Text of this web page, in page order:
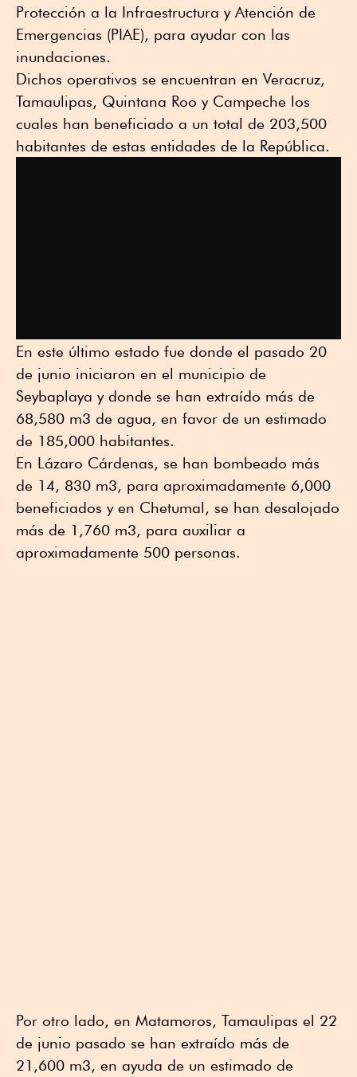
Protección a la Infraestructura y Atención de
Emergencias (PIAE), para ayudar con las
inundaciones.
Dichos operativos se encuentran en Veracruz,
Tamaulipas, Quintana Roo y Campeche los
cuales han beneficiado a un total de 203,500
habitantes de estas entidades de la República.
En este último estado fue donde el pasado 20
de junio iniciaron en el municipio de
Seybaplaya y donde se han extraído más de
68,580 m3 de agua, en favor de un estimado
de 185,000 habitantes.
En Lázaro Cárdenas, se han bombeado más
de 14, 830 m3, para aproximadamente 6,000
beneficiados y en Chetumal, se han desalojado
más de 1,760 m3, para auxiliar a
aproximadamente 500 personas.
Por otro lado, en Matamoros, Tamaulipas el 22
de junio pasado se han extraído más de
21,600 m3, en ayuda de un estimado de